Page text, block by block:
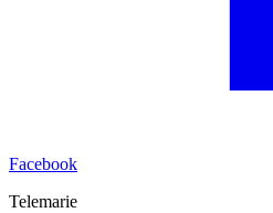
Facebook
Telemarie